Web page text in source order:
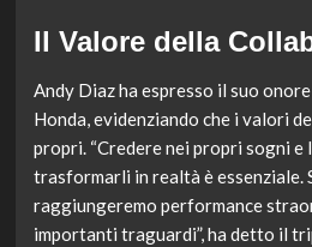
Il Valore della
Andy Diaz ha espresso il suo
Honda, evidenziando che i valori
propri. “Credere nei propri sogni
trasformarli in realtà è essenziale.
raggiungeremo performance
importanti traguardi”, ha detto il